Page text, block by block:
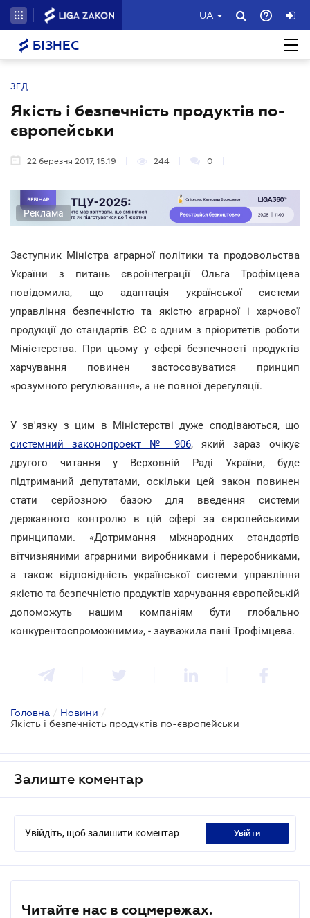
UA
БІЗНЕС
ЗЕД
Якість і безпечність продуктів по-
європейськи
22 березня 2017, 15:19 244 0
Реклама
Заступник Міністра аграрної політики та продовольства
України з питань євроінтеграції Ольга Трофімцева
повідомила, що адаптація української системи
управління безпечністю та якістю аграрної і харчової
продукції до стандартів ЄС є одним з пріоритетів роботи
Міністерства. При цьому у сфері безпечності продуктів
харчування повинен застосовуватися принцип
«розумного регулювання», а не повної дерегуляції.
У зв'язку з цим в Міністерстві дуже сподіваються, що
системний законопроект № 906, який зараз очікує
другого читання у Верховній Раді України, буде
підтриманий депутатами, оскільки цей закон повинен
стати серйозною базою для введення системи
державного контролю в цій сфері за європейськими
принципами. «Дотримання міжнародних стандартів
вітчизняними аграрними виробниками і переробниками,
а також відповідність української системи управління
якістю та безпечністю продуктів харчування європейській
допоможуть нашим компаніям бути глобально
конкурентоспроможними», - зауважила пані Трофімцева.
Головна / Новини /
Якість і безпечність продуктів по-європейськи
Залиште коментар
Увійдіть, щоб залишити коментар увійти
Читайте нас в соцмережах.